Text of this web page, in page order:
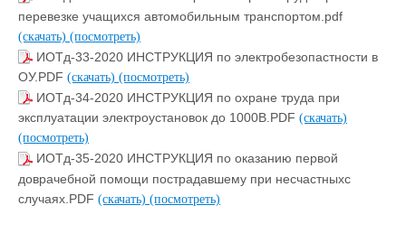
перевезке учащихся автомобильным транспортом.pdf
(скачать) (посмотреть)
ИОТд-33-2020 ИНСТРУКЦИЯ по электробезопастности в
ОУ.PDF (скачать) (посмотреть)
ИОТд-34-2020 ИНСТРУКЦИЯ по охране труда при
эксплуатации электроустановок до 1000В.PDF (скачать)
(посмотреть)
ИОТд-35-2020 ИНСТРУКЦИЯ по оказанию первой
доврачебной помощи пострадавшему при несчастныхс
случаях.PDF (скачать) (посмотреть)